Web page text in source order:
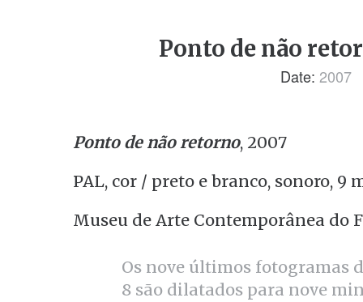
Ponto de não
Date: 2007
Ponto de não retorno, 2007
PAL, cor / preto e branco, sonoro, 9
Museu de Arte Contemporânea do
Os nove últimos fotogramas
8 são dilatados para nove